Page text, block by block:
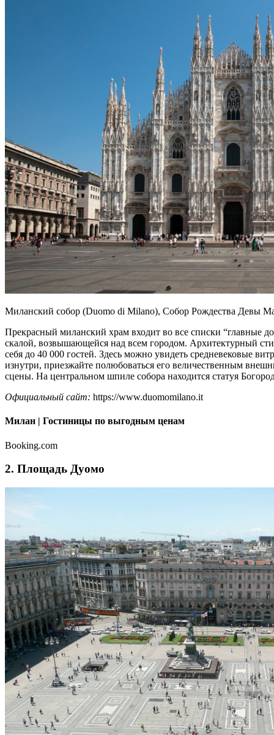
Миланский собор (Duomo di Milano), Собор Рождества Девы
Прекрасный миланский храм входит во все списки “главные
скалой, возвышающейся над всем городом. Архитектурный
себя до 40 000 гостей. Здесь можно увидеть средневековые
изнутри, приезжайте полюбоваться его величественным
сцены. На центральном шпиле собора находится статуя
Официальный сайт: https://www.duomomilano.it
Милан | Гостиницы по выгодным ценам
Booking.com
2. Площадь Дуомо